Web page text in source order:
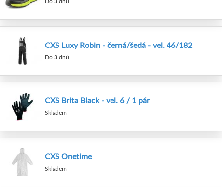
Do 3 dnů
CXS Luxy Robin - černá/šedá - vel. 46/182
Do 3 dnů
CXS Brita Black - vel. 6 / 1 pár
Skladem
CXS Onetime
Skladem